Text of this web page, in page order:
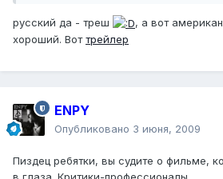
русский да - треш
, а вот
хороший. Воттрейлер
ENPY
Опубликовано 3 июня, 2009
Пиздец ребятки, вы судите о фильме,